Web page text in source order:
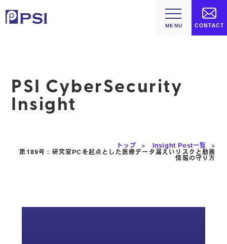
PSI CyberSecurity
Insight
トップ > Insight Post一覧
>
第189号：研究室PCを起点とした医療データ漏えいリスクと動画
情報の守り方
CONTACT